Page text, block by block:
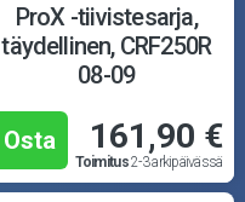
ProX -tiivistesarja,
täydellinen, CRF250R
08-09
Osta 161,90 €
Toimitus2-3 arkipäivässä